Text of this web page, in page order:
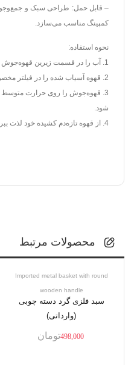
– قابل حمل: طراحی سبک و
کمپینگ مناسب می‌سازد.
نحوه استفاده:
1. آب را در قسمت زیرین قهوه‌جوش بریزید.
2. قهوه آسیاب شده را در فیلتر مخصوص قرار دهید.
3. قهوه‌جوش را روی حرارت متوسط
شود.
4. از قهوه تازه‌دم کشیده خود لذت ببرید!
محصولات مرتبط
Imported metal basket with round
wooden handle
سبد فلزی گرد دسته چوبی
(وارداتی)
498,000 تومان